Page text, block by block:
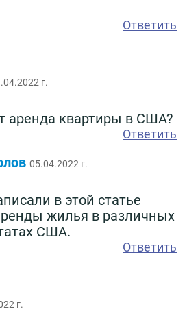
Ответить
г.
аренда квартиры в США?
Ответить
05.04.2022 г.
в этой статье
жилья в различных
США.
Ответить
г.